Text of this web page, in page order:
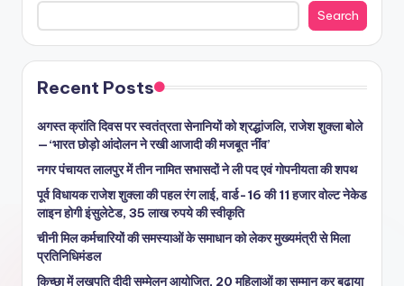
Search
Recent Posts
अगस्त क्रांति दिवस पर स्वतंत्रता सेनानियों को श्रद्धांजलि, राजेश शुक्ला बोले
—‘भारत छोड़ो आंदोलन ने रखी आजादी की मजबूत नींव’
नगर पंचायत लालपुर में तीन नामित सभासदों ने ली पद एवं गोपनीयता की शपथ
पूर्व विधायक राजेश शुक्ला की पहल रंग लाई, वार्ड-16 की 11 हजार वोल्ट नेकेड
लाइन होगी इंसुलेटेड, 35 लाख रुपये की स्वीकृति
चीनी मिल कर्मचारियों की समस्याओं के समाधान को लेकर मुख्यमंत्री से मिला
प्रतिनिधिमंडल
किच्छा में लखपति दीदी सम्मेलन आयोजित, 20 महिलाओं का सम्मान कर बढ़ाया